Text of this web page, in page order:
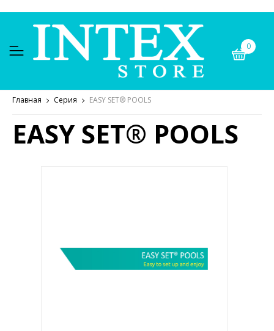
0
Главная Серия EASY SET® POOLS
EASY SET® POOLS